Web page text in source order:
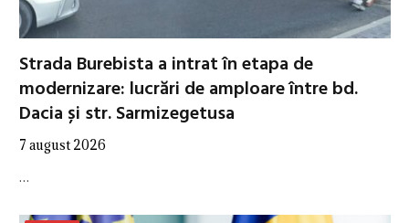
Strada Burebista a intrat în etapa de
modernizare: lucrări de amploare între bd.
Dacia și str. Sarmizegetusa
7 august 2026
…